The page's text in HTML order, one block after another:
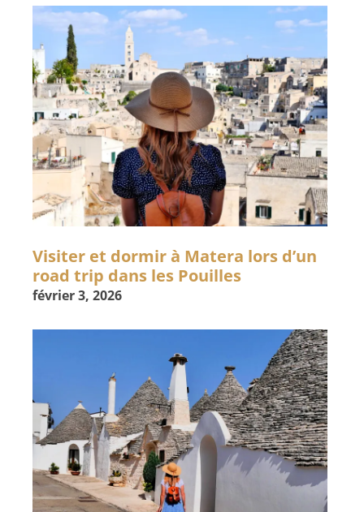
Visiter et dormir à Matera lors d’un
road trip dans les Pouilles
février 3, 2026